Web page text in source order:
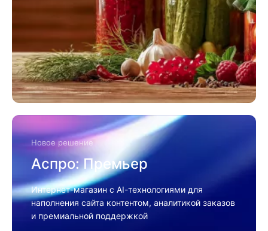
Новое решение
Аспро: Премьер
Интернет-магазин с AI-технологиями для
наполнения сайта контентом, аналитикой заказов
и премиальной поддержкой